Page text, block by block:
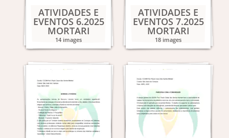
ATIVIDADES E
EVENTOS 6.2025
MORTARI
14 images
ATIVIDADES E
EVENTOS 7.2025
MORTARI
18 images